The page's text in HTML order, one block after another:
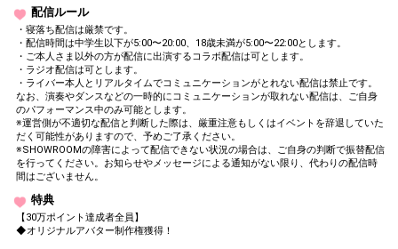
配信ルール
・寝落ち配信は厳禁です。
・配信時間は中学生以下が5:00〜20:00、18歳未満が5:00〜22:00とします。
・ご本人さま以外の方が配信に出演するコラボ配信は可とします。
・ラジオ配信は可とします。
・ライバー本人とリアルタイムでコミュニケーションがとれない配信は禁止です。
なお、演奏やダンスなどの一時的にコミュニケーションが取れない配信は、ご自身
のパフォーマンス中のみ可能とします。
※運営側が不適切な配信と判断した際は、厳重注意もしくはイベントを辞退していた
だく可能性がありますので、予めご了承ください。
※SHOWROOMの障害によって配信できない状況の場合は、ご自身の判断で振替配信
を行ってください。お知らせやメッセージによる通知がない限り、代わりの配信時
間はございません。
特典
【30万ポイント達成者全員】
◆オリジナルアバター制作権獲得！